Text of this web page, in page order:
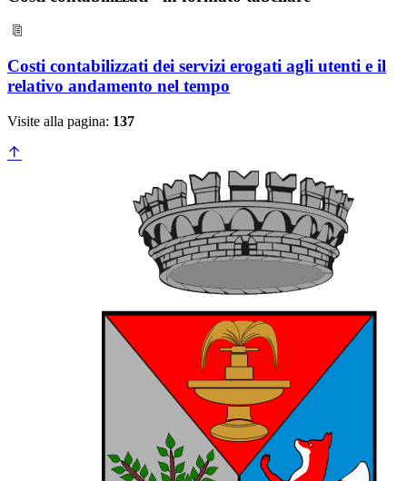
Costi contabilizzati dei servizi erogati agli utenti e il
relativo andamento nel tempo
Visite alla pagina: 137